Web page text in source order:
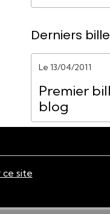
Derniers
Le 13/04/2011
Premier
blog
ce site